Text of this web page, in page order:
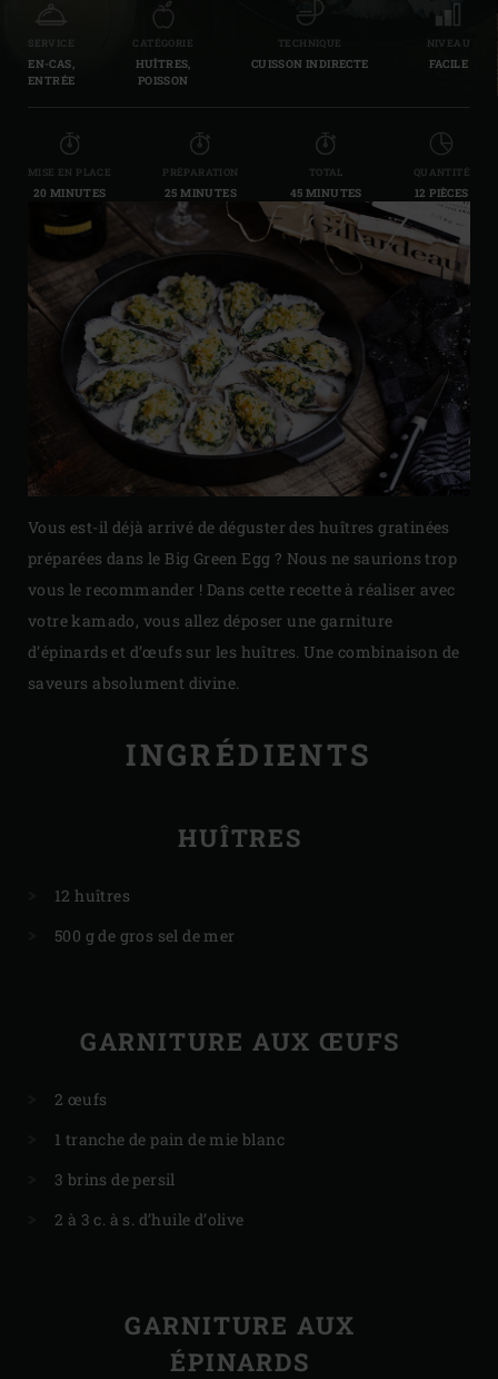
SERVICE
EN-CAS,
ENTRÉE
CATÉGORIE
HUÎTRES,
POISSON
TECHNIQUE
CUISSON INDIRECTE
NIVEAU
FACILE
MISE EN PLACE
20 MINUTES
PRÉPARATION
25 MINUTES
TOTAL
45 MINUTES
QUANTITÉ
12 PIÈCES
Vous est-il déjà arrivé de déguster des huîtres gratinées
préparées dans le Big Green Egg ? Nous ne saurions trop
vous le recommander ! Dans cette recette à réaliser avec
votre kamado, vous allez déposer une garniture
d’épinards et d’œufs sur les huîtres. Une combinaison de
saveurs absolument divine.
INGRÉDIENTS
HUÎTRES
12 huîtres
500 g de gros sel de mer
GARNITURE AUX ŒUFS
2 œufs
1 tranche de pain de mie blanc
3 brins de persil
2 à 3 c. à s. d’huile d’olive
GARNITURE AUX
ÉPINARDS